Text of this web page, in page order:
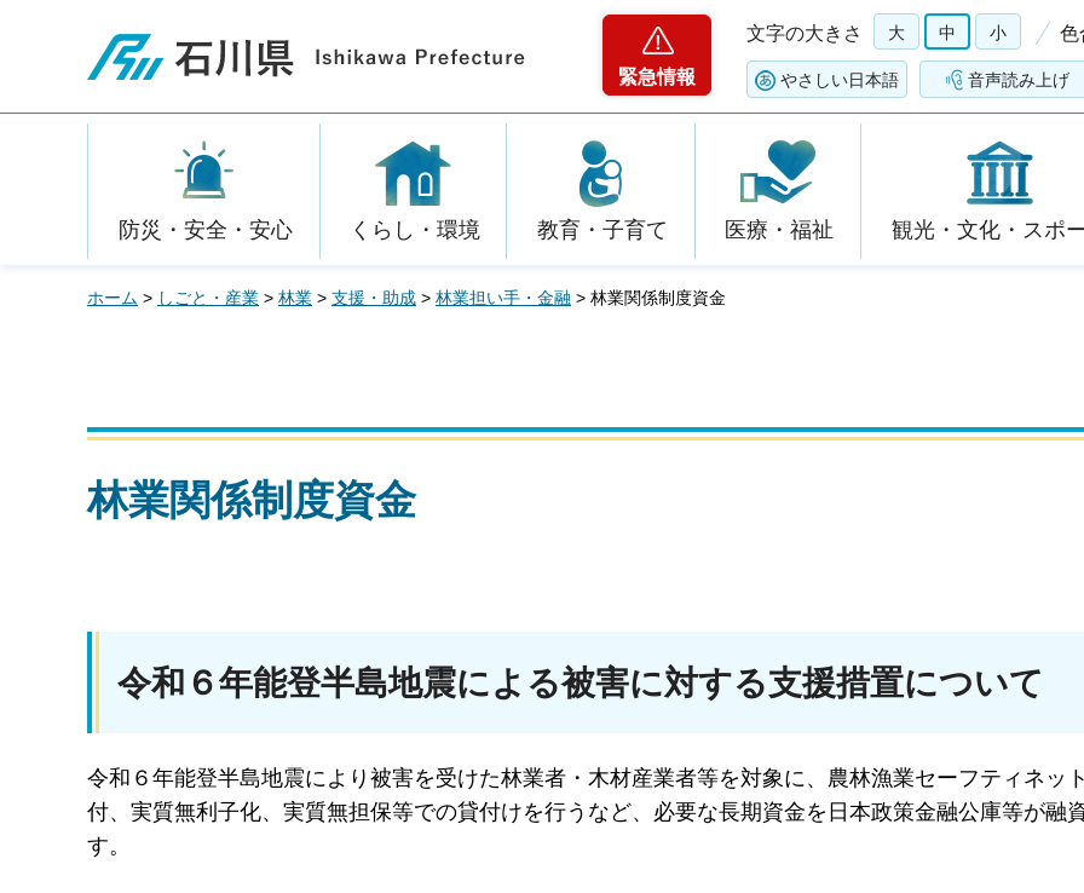
石川県
緊急情報
文字の大きさ 大 中 小 色
やさしい日本語 音声読み上げ
防災・安全・安心 くらし・環境 教育・子育て 医療・福祉 観光・文化・スポ
ホーム > しごと・産業 > 林業 > 支援・助成 > 林業担い手・金融 > 林業関係制度資金
林業関係制度資金
令和６年能登半島地震による被害に対する支援措置について
令和６年能登半島地震により被害を受けた林業者・木材産業者等を対象に、農林漁業セーフティネッ
付、実質無利子化、実質無担保等での貸付けを行うなど、必要な長期資金を日本政策金融公庫等が融
す。